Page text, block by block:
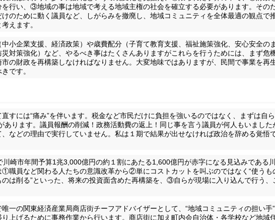
を行い、③地域の事は地域で考える地域主権の社会を確立する必要があります。その
けのために動く議員など、しがらみを撤廃し、地域コミュニティを全体最適の観点で
えます。
中小企業支援、経済政策）や歳費配分（子育て教育支援、福祉施策強化、安心安全の
災対策強化）など、やるべき事はたくさんありますがこれらを行うためには、まず危
市の財政を再構築しなければなりません。大変地味ではありますが、民間で事業を再
です。
すには“痛み”を伴います。税金など市民だけに負担を強いるのではなく、まずは自
あります。議員報酬の削減！政務活動費の返上！同じ事を言う議員が何人もいました
、などの理由で実行していません。私は１期で結果が出せなければ政治を辞める覚悟
川崎市年間予算1兆3,000億円の約１割にあたる1,600億円が赤字になる見込みである
①職員など関わる人たちの意識改革から②単にコストカットを叫ぶのではなく“使うも
のは削る”といった、将来の投資面含めた再構築を、③自らが現場に入り込んで行う、
一の関東経済産業局商店街チーフアドバイザーとして、“地域コミュニティの担い手
上げるために事務作業から行います。商店街に加え町内会自治体・各学校など地域